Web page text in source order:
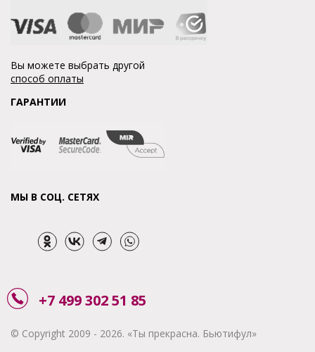
Вы можете выбрать другой
способ оплаты
ГАРАНТИИ
МЫ В СОЦ. СЕТЯХ
+7 499 302 51 85
© Copyright 2009 - 2026. «Ты прекрасна. Бьютифул»